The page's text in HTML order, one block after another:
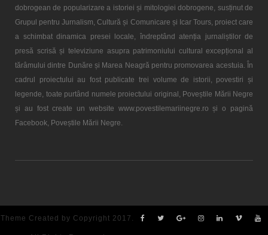
dobrogean de popularizare a istoriei și mitologiei dobrogene, susținut de
Grupul pentru Jurnalism, Cultură și Comunicare și Icar Tours, proiect care
a schimbat dinamica presei locale, îndreptând atenția jurnaliștilor de
presă scrisă și televiziune asupra patrimoniului cultural excepțional al
tărâmului dintre Dunăre și Marea Neagră pentru promovarea acestuia. În
cadrul proiectului au fost publicate trei volume de istorii, povestiri și
legende, toate purtând numele proiectului original, Poveștile Mării Negre
și au fost create un website www.povestilemariinegre.ro și o pagină
Facebook, Poveștile Mării Negre.
Theme Created by Copyright 2017.